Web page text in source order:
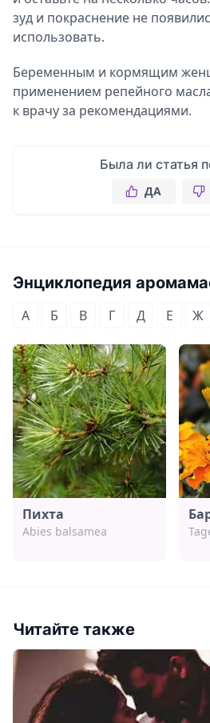
зуд и покраснение не
использовать.
Беременным и кормящим
применением репейного
к врачу за рекомендациями.
Была ли статья
ДА
Энциклопедия
А Б В Г Д Е Ж
Пихта
Abies balsamea
Читайте также